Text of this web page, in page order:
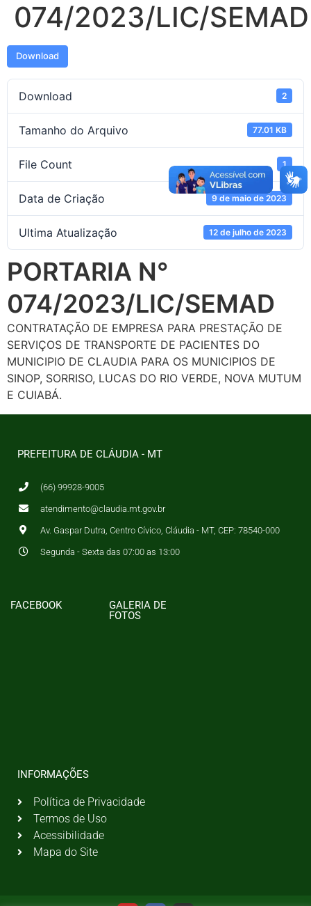
074/2023/LIC/SEMAD
Download
Download 2
Tamanho do Arquivo 77.01 KB
File Count 1
Data de Criação 9 de maio de 2023
Ultima Atualização 12 de julho de 2023
PORTARIA N°
074/2023/LIC/SEMAD
CONTRATAÇÃO DE EMPRESA PARA PRESTAÇÃO DE
SERVIÇOS DE TRANSPORTE DE PACIENTES DO
MUNICIPIO DE CLAUDIA PARA OS MUNICIPIOS DE
SINOP, SORRISO, LUCAS DO RIO VERDE, NOVA MUTUM
E CUIABÁ.
PREFEITURA DE CLÁUDIA - MT
(66) 99928-9005
atendimento@claudia.mt.gov.br
Av. Gaspar Dutra, Centro Cívico, Cláudia - MT, CEP: 78540-000
Segunda - Sexta das 07:00 as 13:00
FACEBOOK
GALERIA DE
FOTOS
INFORMAÇÕES
Política de Privacidade
Termos de Uso
Acessibilidade
Mapa do Site